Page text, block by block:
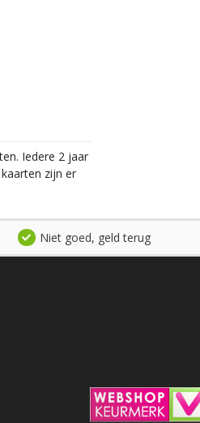
Iedere 2 jaar
zijn er
Niet goed, geld terug